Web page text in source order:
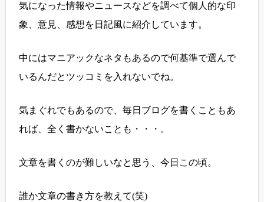
気になった情報やニュースなどを調べて個人的な印
象、意見、感想を日記風に紹介しています。
中にはマニアックなネタもあるので何基準で選んで
いるんだとツッコミを入れないでね。
気まぐれでもあるので、毎日ブログを書くこともあ
れば、全く書かないことも・・・。
文章を書くのが難しいなと思う、今日この頃。
誰か文章の書き方を教えて(笑)